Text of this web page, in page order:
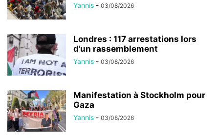
Yannis - 03/08/2026
Londres : 117 arrestations lors
d’un rassemblement
Yannis - 03/08/2026
Manifestation à Stockholm pour
Gaza
Yannis - 03/08/2026